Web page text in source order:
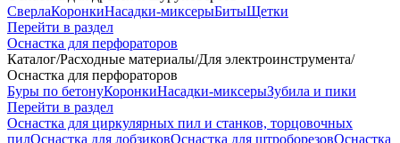
СверлаКоронкиНасадки-миксерыБитыЩетки
Перейти в раздел
Оснастка для перфораторов
Каталог/Расходные материалы/Для электроинструмента/
Оснастка для перфораторов
Буры по бетонуКоронкиНасадки-миксерыЗубила и пики
Перейти в раздел
Оснастка для циркулярных пил и станков, торцовочных
пилОснастка для лобзиковОснастка для штроборезовОснастка